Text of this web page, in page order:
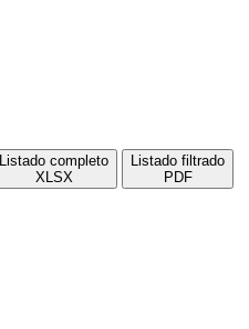
Listado completo
XLSX
Listado filtrado
PDF